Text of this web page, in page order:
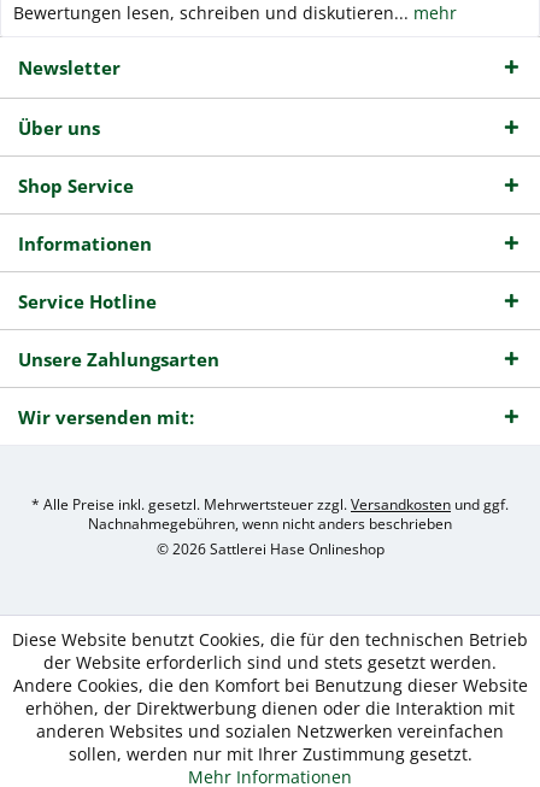
Bewertungen lesen, schreiben und diskutieren... mehr
Newsletter
Über uns
Shop Service
Informationen
Service Hotline
Unsere Zahlungsarten
Wir versenden mit:
* Alle Preise inkl. gesetzl. Mehrwertsteuer zzgl.Versandkosten und ggf.
Nachnahmegebühren, wenn nicht anders beschrieben
© 2026 Sattlerei Hase Onlineshop
Diese Website benutzt Cookies, die für den technischen Betrieb
der Website erforderlich sind und stets gesetzt werden.
Andere Cookies, die den Komfort bei Benutzung dieser Website
erhöhen, der Direktwerbung dienen oder die Interaktion mit
anderen Websites und sozialen Netzwerken vereinfachen
sollen, werden nur mit Ihrer Zustimmung gesetzt.
Mehr Informationen